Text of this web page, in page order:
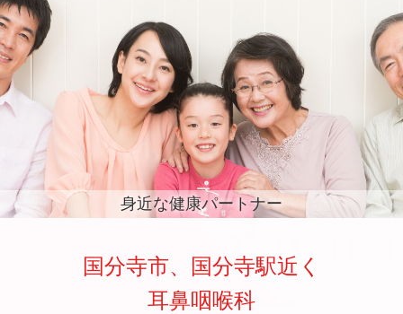
身近な健康パートナー
国分寺市、国分寺駅近く
耳鼻咽喉科